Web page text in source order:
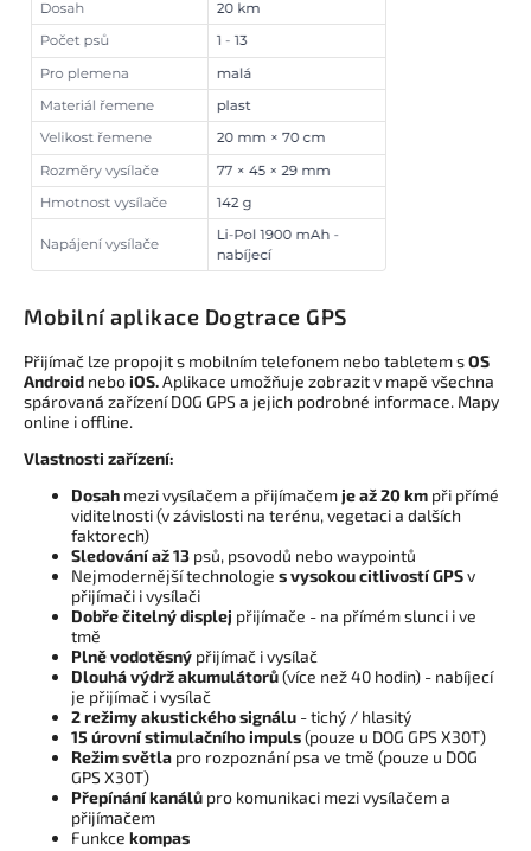
Mobilní aplikace Dogtrace GPS
Přijímač lze propojit s mobilním telefonem nebo tabletem sOS
Android neboiOS.Aplikace umožňuje zobrazit v mapě všechna
spárovaná zařízení DOG GPS a jejich podrobné informace. Mapy
online i offline.
Vlastnosti zařízení:
Dosah mezi vysílačem a přijímačem je až 20 km při přímé
viditelnosti (v závislosti na terénu, vegetaci a dalších
faktorech)
Sledování až 13 psů, psovodů nebo waypointů
Nejmodernější technologie s vysokou citlivostí GPSv
přijímači i vysílači
Dobře čitelný displej přijímače - na přímém slunci i ve
tmě
Plně vodotěsný přijímač i vysílač
Dlouhá výdrž akumulátorů(více než 40 hodin) - nabíjecí
je přijímač i vysílač
2 režimy akustického signálu - tichý / hlasitý
15 úrovní stimulačního impuls(pouze u DOG GPS X30T)
Režim světla pro rozpoznání psa ve tmě (pouze u DOG
GPS X30T)
Přepínání kanálů pro komunikaci mezi vysílačem a
přijímačem
Funkce kompas